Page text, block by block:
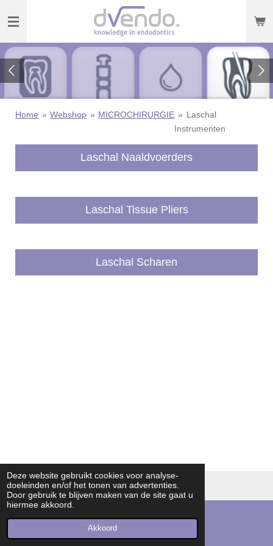
Deze website gebruikt cookies voor analyse-
doeleinden en/of het tonen van advertenties.
Door gebruik te blijven maken van de site gaat u
hiermee akkoord.
Akkoord
direct
de
hoofdinhoud
Home » Webshop » MICROCHIRURGIE » Laschal
Instrumenten
Laschal Naaldvoerders
Laschal Tissue Pliers
Laschal Scharen
© 2016 - 2026 dvendo | knowledge in endodontics
E-mailadres